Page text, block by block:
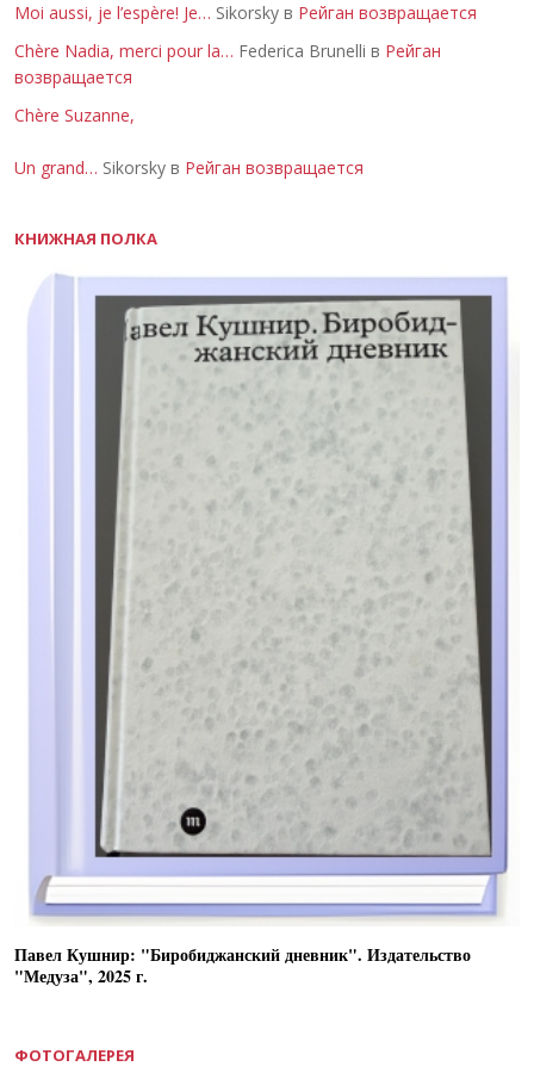
Moi aussi, je l’espère! Je… Sikorsky в Рейган возвращается
Chère Nadia, merci pour la… Federica Brunelli в Рейган
возвращается
Chère Suzanne,
Un grand… Sikorsky в Рейган возвращается
КНИЖНАЯ ПОЛКА
Павел Кушнир: "Биробиджанский дневник". Издательство
"Медуза", 2025 г.
ФОТОГАЛЕРЕЯ